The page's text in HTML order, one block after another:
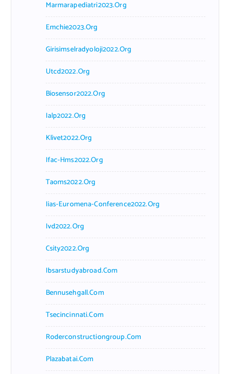
Marmarapediatri2023.org
Emchie2023.org
Girisimselradyoloji2022.org
Utcd2022.org
Biosensor2022.org
Ialp2022.org
Klivet2022.org
Ifac-Hms2022.org
Taoms2022.org
Iias-Euromena-Conference2022.org
Ivd2022.org
Csity2022.org
Ibsarstudyabroad.com
Bennusehgall.com
Tsecincinnati.com
Roderconstructiongroup.com
Plazabatai.com